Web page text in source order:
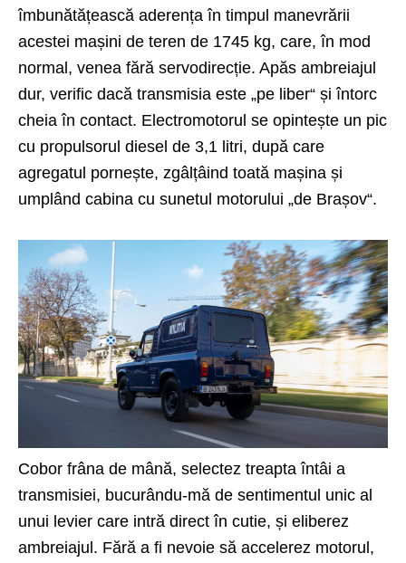
îmbunătățească aderența în timpul manevrării
acestei mașini de teren de 1745 kg, care, în mod
normal, venea fără servodirecție. Apăs ambreiajul
dur, verific dacă transmisia este „pe liber“ și întorc
cheia în contact. Electromotorul se opintește un pic
cu propulsorul diesel de 3,1 litri, după care
agregatul pornește, zgâlțâind toată mașina și
umplând cabina cu sunetul motorului „de Brașov“.
Cobor frâna de mână, selectez treapta întâi a
transmisiei, bucurându-mă de sentimentul unic al
unui levier care intră direct în cutie, și eliberez
ambreiajul. Fără a fi nevoie să accelerez motorul,